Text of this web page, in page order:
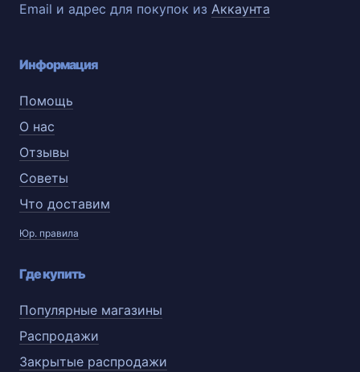
Email и адрес для покупок из Аккаунта
Информация
Помощь
О нас
Отзывы
Советы
Что доставим
Юр. правила
Где купить
Популярные магазины
Распродажи
Закрытые распродажи